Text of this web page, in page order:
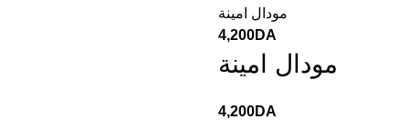
مودال امينة
4,200DA
مودال امينة
4,200DA